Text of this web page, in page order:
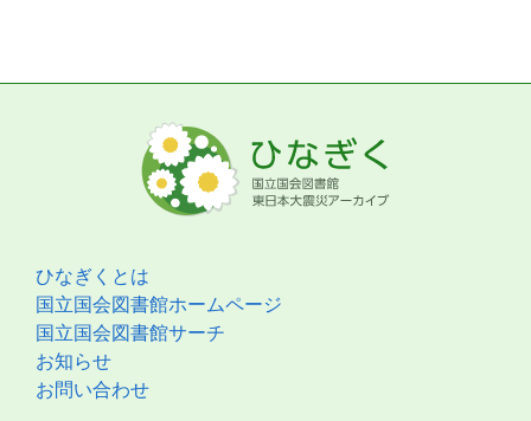
ひなぎくとは
国立国会図書館ホームページ
国立国会図書館サーチ
お知らせ
お問い合わせ